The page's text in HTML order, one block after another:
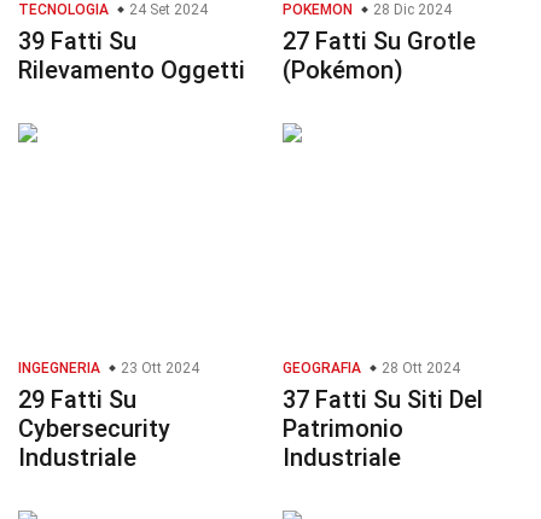
TECNOLOGIA 24 Set 2024
39 Fatti Su
Rilevamento Oggetti
POKEMON 28 Dic 2024
27 Fatti Su Grotle
(Pokémon)
INGEGNERIA 23 Ott 2024
29 Fatti Su
Cybersecurity
Industriale
GEOGRAFIA 28 Ott 2024
37 Fatti Su Siti Del
Patrimonio
Industriale